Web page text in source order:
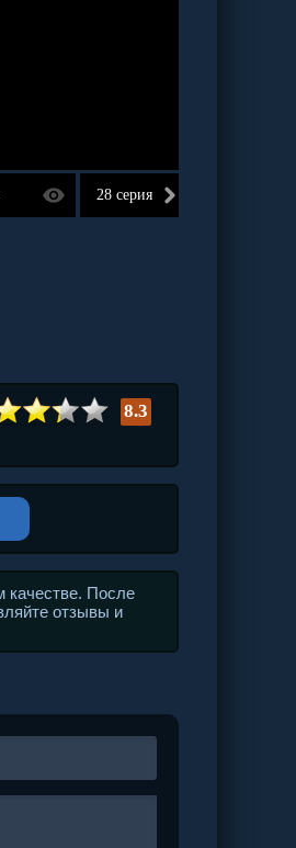
28 серия
8.3
качестве. После
отзывы и